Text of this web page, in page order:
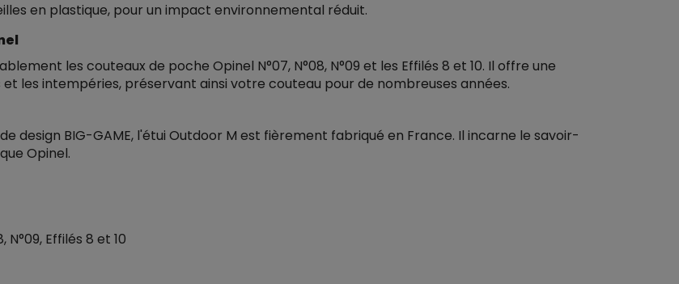
en plastique, pour un impact environnemental réduit.
les couteaux de poche Opinel N°07, N°08, N°09 et les Effilés 8 et 10. Il offre une
les intempéries, préservant ainsi votre couteau pour de nombreuses années.
design BIG-GAME, l'étui Outdoor M est fièrement fabriqué en France. Il incarne le savoir-
Opinel.
N°09, Effilés 8 et 10